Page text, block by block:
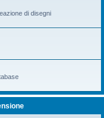
di disegni